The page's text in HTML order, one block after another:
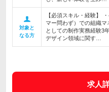
対象と
なる方
【必須スキル・経験】
マー問わず）での組織
としての制作実務経験3
デザイン領域に関す…
求人